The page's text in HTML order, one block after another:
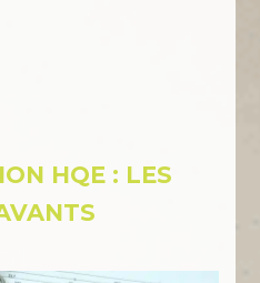
HQE : LES